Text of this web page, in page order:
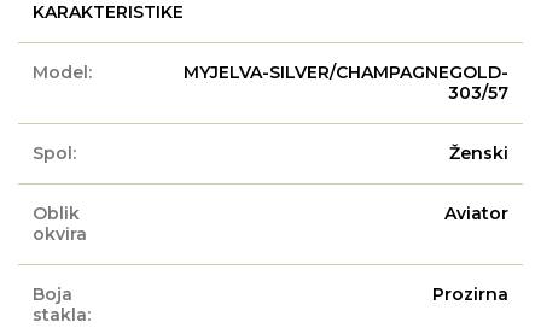
KARAKTERISTIKE
Model:
MYJELVA-SILVER/CHAMPAGNEGOLD-
303/57
Spol: Ženski
Oblik
okvira
Aviator
Boja
stakla:
Prozirna